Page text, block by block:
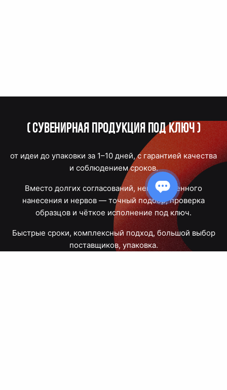
(Сувенирная продукция под ключ)
от идеи до упаковки за 1–10 дней, с гарантией качества
и соблюдением сроков.
Вместо долгих согласований, некачественного
нанесения и нервов — точный подбор, проверка
образцов и чёткое исполнение под ключ.
Быстрые сроки, комплексный подход, большой выбор
поставщиков, упаковка.